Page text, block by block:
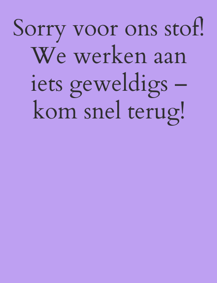
Sorry voor ons stof!
We werken aan
iets geweldigs –
kom snel terug!